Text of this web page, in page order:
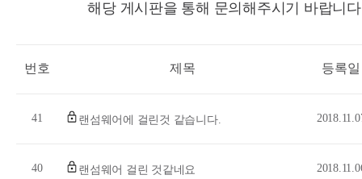
해당 게시판을 통해 문의해주시기 바랍니
번호 제목 등록일
41 랜섬웨어에 걸린것 같습니다.
40 랜섬웨어 걸린 것같네요